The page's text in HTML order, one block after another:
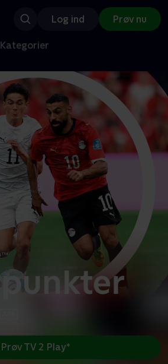
Log ind Prøv nu
Kategorier
Prøv TV 2 Play*